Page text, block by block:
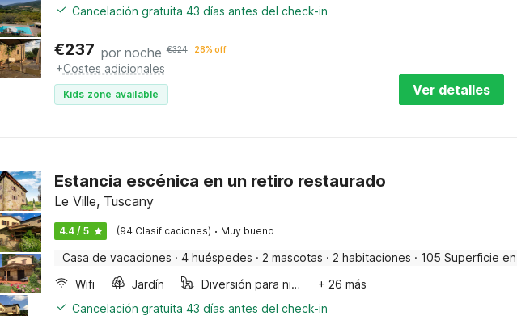
Cancelación gratuita 43 días antes del check-in
€237 por noche €324 28% off
+Costes adicionales
Kids zone available Ver detalles
Estancia escénica en un retiro restaurado
Le Ville, Tuscany
4.4 / 5 (94 Clasificaciones) · Muy bueno
Casa de vacaciones · 4 huéspedes · 2 mascotas · 2 habitaciones · 105 Superficie en
Wifi
Jardín Diversión para niños
+ 26 más
Cancelación gratuita 43 días antes del check-in